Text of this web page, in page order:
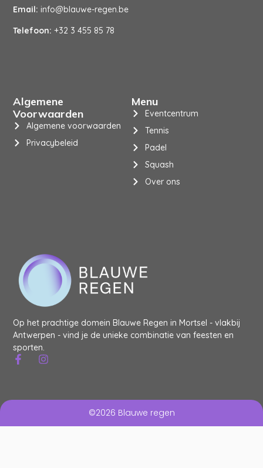
Op het prachtige domein Blauwe Regen in Mortsel - vlakbij
Antwerpen - vind je de unieke combinatie van feesten en
sporten.
Menu
Eventcentrum
Tennis
Padel
Squash
Over ons
Algemene
Voorwaarden
Algemene voorwaarden
Privacybeleid
Email:info@blauwe-regen.be
Telefoon:+32 3 455 85 78
©2026 Blauwe regen